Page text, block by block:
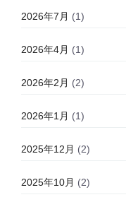
2026年7月 (1)
2026年4月 (1)
2026年2月 (2)
2026年1月 (1)
2025年12月 (2)
2025年10月 (2)